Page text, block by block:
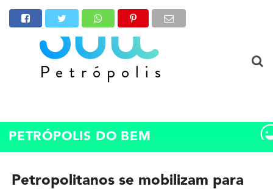
PETRÓPOLIS DO BEM
Petropolitanos se mobilizam para